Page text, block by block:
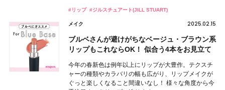
#リップ #ジルスチュアート(JILL STUART)
メイク 2025.02.15
ブルベさんが避けがちなベージュ・ブラウン系
リップもこれならOK！ 似合う4本をお見立て
今年の春新色は例年以上にリップが大豊作。テクスチ
ャーの種類やカラバリの幅も広がり、リップメイクが
ぐっと楽しくなること間違いなし！ 様々な角度から今